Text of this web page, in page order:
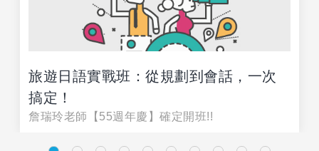
旅遊日語實戰班：從規劃到會話，一次
搞定！
詹瑞玲老師【55週年慶】確定開班!!